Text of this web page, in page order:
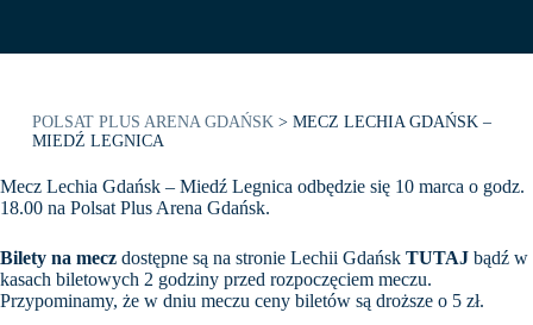
POLSAT PLUS ARENA GDAŃSK> MECZ LECHIA GDAŃSK –
MIEDŹ LEGNICA
Mecz Lechia Gdańsk – Miedź Legnica odbędzie się 10 marca o godz.
18.00 na Polsat Plus Arena Gdańsk.
Bilety na mecz dostępne są na stronie Lechii Gdańsk TUTAJ bądź w
kasach biletowych 2 godziny przed rozpoczęciem meczu.
Przypominamy, że w dniu meczu ceny biletów są droższe o 5 zł.